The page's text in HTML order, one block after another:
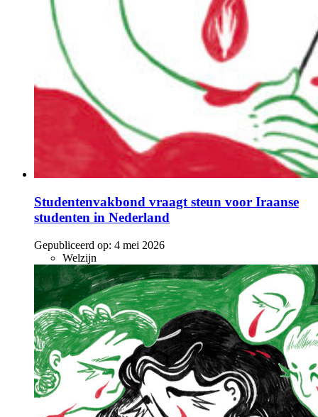
Studentenvakbond vraagt steun voor Iraanse
studenten in Nederland
Gepubliceerd op: 4 mei 2026
Welzijn